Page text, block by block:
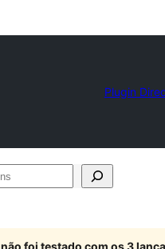
Plugin
não foi testado com os 3